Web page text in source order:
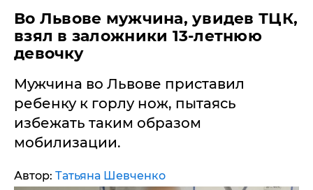
​Во Львове мужчина, увидев ТЦК,
взял в заложники 13-летнюю
девочку
Мужчина во Львове приставил
ребенку к горлу нож, пытаясь
избежать таким образом
мобилизации.
Автор: Татьяна Шевченко